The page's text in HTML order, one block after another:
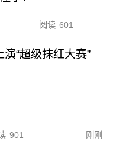
阅读 601
“超级抹红大赛”
901 刚刚